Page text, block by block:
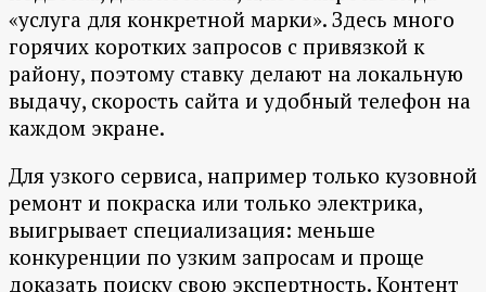
«услуга для конкретной марки». Здесь много
горячих коротких запросов с привязкой к
району, поэтому ставку делают на локальную
выдачу, скорость сайта и удобный телефон на
каждом экране.
Для узкого сервиса, например только кузовной
ремонт и покраска или только электрика,
выигрывает специализация: меньше
конкуренции по узким запросам и проще
доказать поиску свою экспертность. Контент